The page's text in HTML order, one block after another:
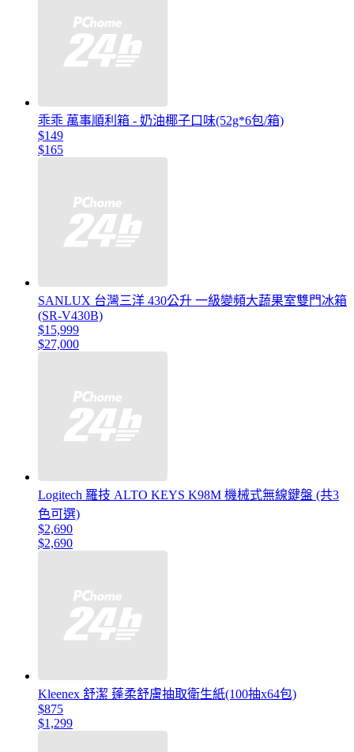
乖乖 萬事順利箱 - 奶油椰子口味(52g*6包/箱)
$149
$165
SANLUX 台灣三洋 430公升 一級變頻大蔬果室雙門冰箱
(SR-V430B)
$15,999
$27,000
Logitech 羅技 ALTO KEYS K98M 機械式無線鍵盤 (共3
色可選)
$2,690
$2,690
Kleenex 舒潔 蓬柔舒膚抽取衛生紙(100抽x64包)
$875
$1,299